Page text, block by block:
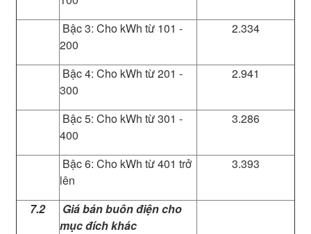
Bậc 3: Cho kWh từ 101 -
200
2.334
Bậc 4: Cho kWh từ 201 -
300
2.941
Bậc 5: Cho kWh từ 301 -
400
3.286
Bậc 6: Cho kWh từ 401 trở
lên
3.393
7.2
Giá bán buôn điện cho
mục đích khác